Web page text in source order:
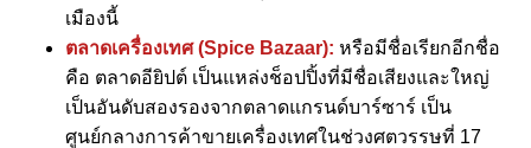
เมืองนี้
ตลาดเครื่องเทศ (Spice Bazaar): หรือมีชื่อเรียกอีกชื่อ
คือ ตลาดอียิปต์ เป็นแหล่งช็อปปิ้งที่มีชื่อเสียงและใหญ่
เป็นอันดับสองรองจากตลาดแกรนด์บาร์ซาร์ เป็น
ศูนย์กลางการค้าขายเครื่องเทศในช่วงศตวรรษที่ 17